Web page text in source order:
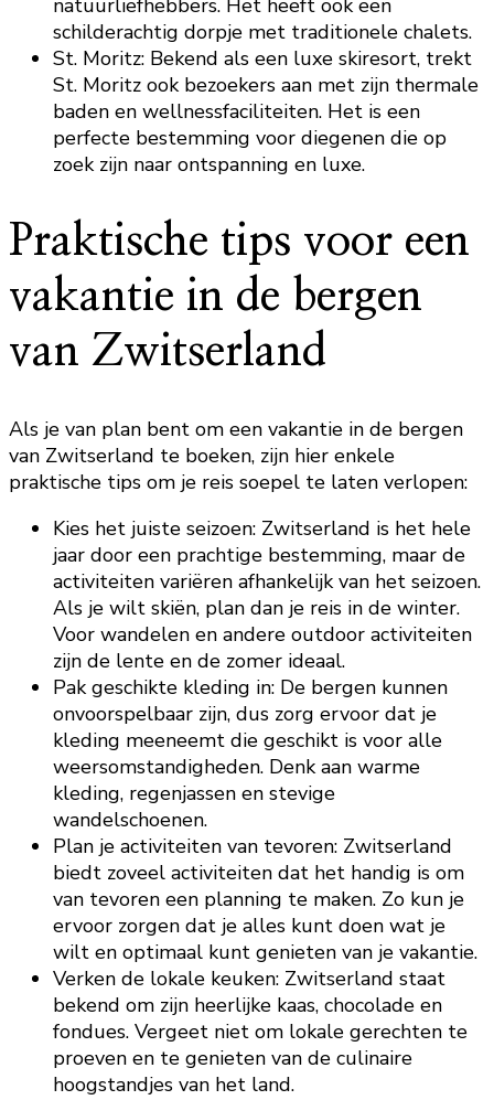
natuurliefhebbers. Het heeft ook een
schilderachtig dorpje met traditionele chalets.
St. Moritz: Bekend als een luxe skiresort, trekt
St. Moritz ook bezoekers aan met zijn thermale
baden en wellnessfaciliteiten. Het is een
perfecte bestemming voor diegenen die op
zoek zijn naar ontspanning en luxe.
Praktische tips voor een
vakantie in de bergen
van Zwitserland
Als je van plan bent om een vakantie in de bergen
van Zwitserland te boeken, zijn hier enkele
praktische tips om je reis soepel te laten verlopen:
Kies het juiste seizoen: Zwitserland is het hele
jaar door een prachtige bestemming, maar de
activiteiten variëren afhankelijk van het seizoen.
Als je wilt skiën, plan dan je reis in de winter.
Voor wandelen en andere outdoor activiteiten
zijn de lente en de zomer ideaal.
Pak geschikte kleding in: De bergen kunnen
onvoorspelbaar zijn, dus zorg ervoor dat je
kleding meeneemt die geschikt is voor alle
weersomstandigheden. Denk aan warme
kleding, regenjassen en stevige
wandelschoenen.
Plan je activiteiten van tevoren: Zwitserland
biedt zoveel activiteiten dat het handig is om
van tevoren een planning te maken. Zo kun je
ervoor zorgen dat je alles kunt doen wat je
wilt en optimaal kunt genieten van je vakantie.
Verken de lokale keuken: Zwitserland staat
bekend om zijn heerlijke kaas, chocolade en
fondues. Vergeet niet om lokale gerechten te
proeven en te genieten van de culinaire
hoogstandjes van het land.